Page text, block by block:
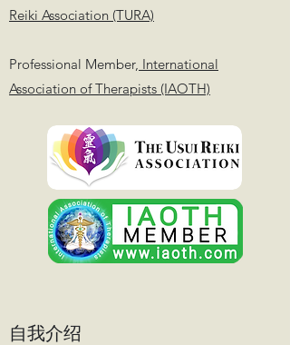
Reiki Association (TURA)
Professional Member, International
Association of Therapists (IAOTH)
自我介绍